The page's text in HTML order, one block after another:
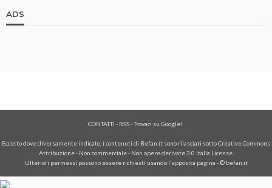
ADS
CONTATTI - RSS-Trovaci su Google+
Eccetto dove diversamente indicato, i contenuti di Befan.it sono rilasciati sotto Creative Commons
Attribuzione - Non commerciale - Non opere derivate 3.0 Italia License.
Ulteriori permessi possono essere richiesti usando l'apposita pagina - © befan.it